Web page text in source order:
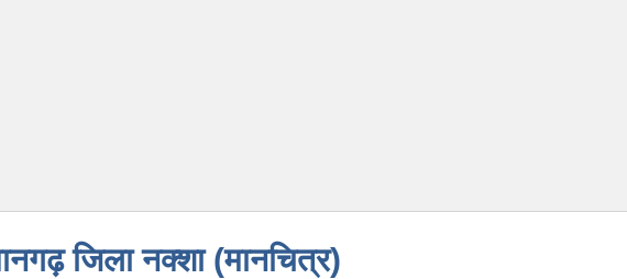
जिला नक्शा (मानचित्र)